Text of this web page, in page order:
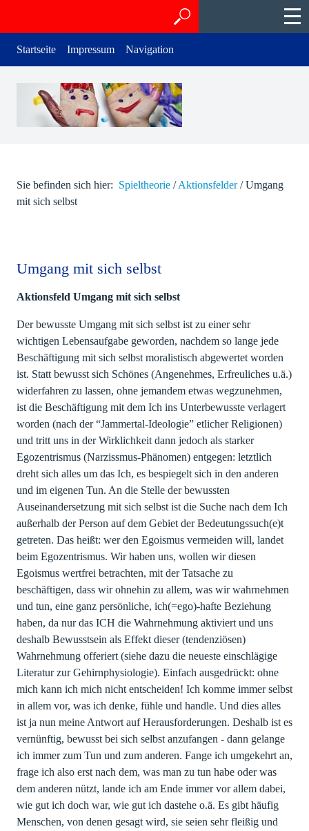
Startseite Impressum Navigation
Sie befinden sich hier: Spieltheorie / Aktionsfelder / Umgang
mit sich selbst
Umgang mit sich selbst
Aktionsfeld Umgang mit sich selbst
Der bewusste Umgang mit sich selbst ist zu einer sehr
wichtigen Lebensaufgabe geworden, nachdem so lange jede
Beschäftigung mit sich selbst moralistisch abgewertet worden
ist. Statt bewusst sich Schönes (Angenehmes, Erfreuliches u.ä.)
widerfahren zu lassen, ohne jemandem etwas wegzunehmen,
ist die Beschäftigung mit dem Ich ins Unterbewusste verlagert
worden (nach der “Jammertal-Ideologie” etlicher Religionen)
und tritt uns in der Wirklichkeit dann jedoch als starker
Egozentrismus (Narzissmus-Phänomen) entgegen: letztlich
dreht sich alles um das Ich, es bespiegelt sich in den anderen
und im eigenen Tun. An die Stelle der bewussten
Auseinandersetzung mit sich selbst ist die Suche nach dem Ich
außerhalb der Person auf dem Gebiet der Bedeutungssuch(e)t
getreten. Das heißt: wer den Egoismus vermeiden will, landet
beim Egozentrismus. Wir haben uns, wollen wir diesen
Egoismus wertfrei betrachten, mit der Tatsache zu
beschäftigen, dass wir ohnehin zu allem, was wir wahrnehmen
und tun, eine ganz persönliche, ich(=ego)-hafte Beziehung
haben, da nur das ICH die Wahrnehmung aktiviert und uns
deshalb Bewusstsein als Effekt dieser (tendenziösen)
Wahrnehmung offeriert (siehe dazu die neueste einschlägige
Literatur zur Gehirnphysiologie). Einfach ausgedrückt: ohne
mich kann ich mich nicht entscheiden! Ich komme immer selbst
in allem vor, was ich denke, fühle und handle. Und dies alles
ist ja nun meine Antwort auf Herausforderungen. Deshalb ist es
vernünftig, bewusst bei sich selbst anzufangen - dann gelange
ich immer zum Tun und zum anderen. Fange ich umgekehrt an,
frage ich also erst nach dem, was man zu tun habe oder was
dem anderen nützt, lande ich am Ende immer vor allem dabei,
wie gut ich doch war, wie gut ich dastehe o.ä. Es gibt häufig
Menschen, von denen gesagt wird, sie seien sehr fleißig und